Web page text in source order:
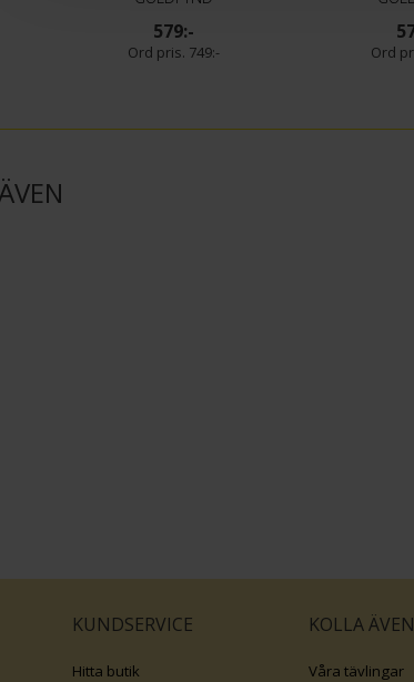
579:-
749:-
KUNDSERVICE
Hitta butik
KOLLA
Våra tävlingar